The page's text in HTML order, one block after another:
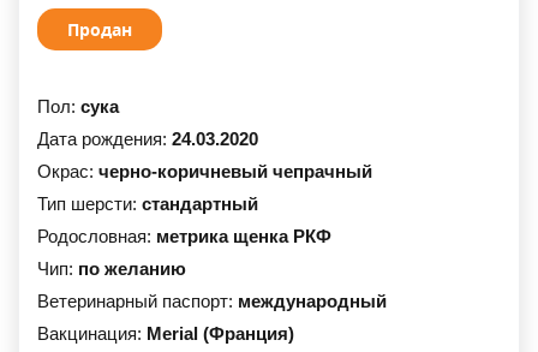
Продан
Пол: сука
Дата рождения: 24.03.2020
Окрас: черно-коричневый чепрачный
Тип шерсти: стандартный
Родословная: метрика щенка РКФ
Чип: по желанию
Ветеринарный паспорт: международный
Вакцинация: Merial (Франция)